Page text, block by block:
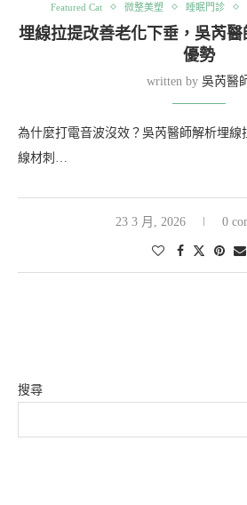
Featured Cat 微整美塑 睡眠門診
埋線拉提改善老化下垂，吳芮
優勢
written by 吳芮醫
為什麼打電音波沒效？吳芮醫師解析埋線
線材刺…
23 3 月, 2026 0
搜尋